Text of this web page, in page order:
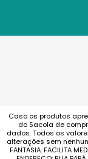
Caso os produtos
do Sacola de
dados. Todos os
alterações sem nenhum
FANTASIA: FACILITA